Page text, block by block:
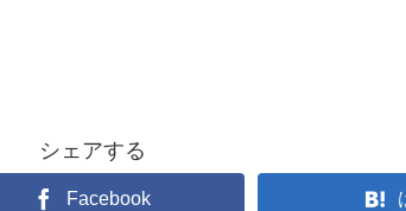
シェアする
Facebook